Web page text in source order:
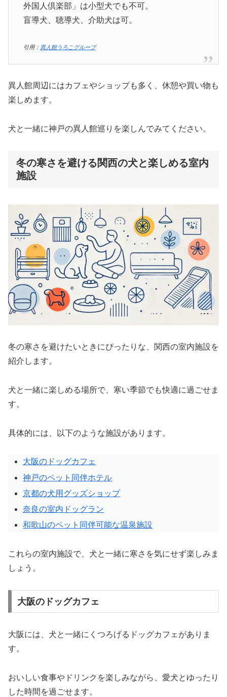
外国人倶楽部」は小型犬でも不可。
盲導犬、聴導犬、介助犬は可。
引用： 異人館うろこグループ
異人館周辺にはカフェやショップも多く、休憩や買い物も
楽しめます。
犬と一緒に神戸の異人館巡りを楽しんでみてください。
冬の寒さを避ける関西の犬と楽しめる室内
施設
冬の寒さを避けたいときにぴったりな、関西の室内施設を
紹介します。
犬と一緒に楽しめる場所で、寒い季節でも快適に過ごせま
す。
具体的には、以下のような施設があります。
大阪のドッグカフェ
神戸のペット同伴ホテル
京都の犬用グッズショップ
奈良の室内ドッグラン
和歌山のペット同伴可能な温泉施設
これらの室内施設で、犬と一緒に寒さを気にせず楽しみま
しょう。
大阪のドッグカフェ
大阪には、犬と一緒にくつろげるドッグカフェがありま
す。
おいしい食事やドリンクを楽しみながら、愛犬とゆったり
した時間を過ごせます。